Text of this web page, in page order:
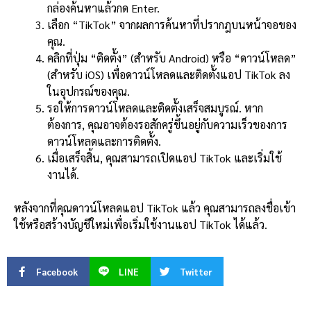
กล่องค้นหาแล้วกด Enter.
เลือก “TikTok” จากผลการค้นหาที่ปรากฎบนหน้าจอของ
คุณ.
คลิกที่ปุ่ม “ติดตั้ง” (สำหรับ Android) หรือ “ดาวน์โหลด”
(สำหรับ iOS) เพื่อดาวน์โหลดและติดตั้งแอป TikTok ลง
ในอุปกรณ์ของคุณ.
รอให้การดาวน์โหลดและติดตั้งเสร็จสมบูรณ์. หาก
ต้องการ, คุณอาจต้องรอสักครู่ขึ้นอยู่กับความเร็วของการ
ดาวน์โหลดและการติดตั้ง.
เมื่อเสร็จสิ้น, คุณสามารถเปิดแอป TikTok และเริ่มใช้
งานได้.
หลังจากที่คุณดาวน์โหลดแอป TikTok แล้ว คุณสามารถลงชื่อเข้า
ใช้หรือสร้างบัญชีใหม่เพื่อเริ่มใช้งานแอป TikTok ได้แล้ว.
Facebook LINE Twitter